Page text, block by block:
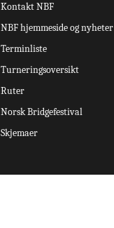
Kontakt NBF
NBF hjemmeside og nyheter
Terminliste
Turneringsoversikt
Ruter
Norsk Bridgefestival
Skjemaer